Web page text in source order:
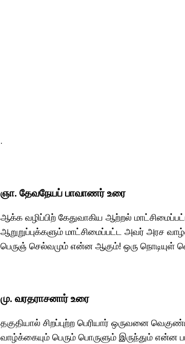
.
ஞா. தேவநேயப் பாவாணர் உரை
ஆக்க வழிப்பிற் கேதுவாகிய ஆற்றல்
ஆறுறுப்புக்களும் மாட்சிமைப்பட்ட அவர் அரச
பெருஞ் செல்வமும் என்ன ஆகும்! ஒரு நொடியுள்
மு. வரதராசனார் உரை
தகுதியால் சிறப்புற்ற பெரியார் ஒருவனை
வாழ்க்கையும் பெரும் பொருளும் இருந்தும் என்ன